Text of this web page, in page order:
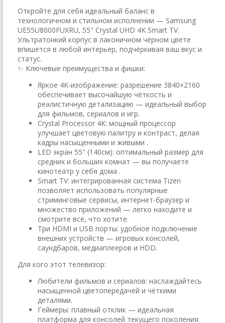
Откройте для себя идеальный баланс в
технологичном и стильном исполнении — Samsung
UE55U8000FUXRU, 55″ Crystal UHD 4K Smart TV.
Ультратонкий корпус в лаконичном чёрном цвете
впишется в любой интерьер, подчёркивая ваш вкус и
статус.
✨ Ключевые преимущества и фишки:
Яркое 4K-изображение: разрешение 3840×2160
обеспечивает высочайшую чёткость и
реалистичную детализацию — идеальный выбор
для фильмов, сериалов и игр.
Crystal Processor 4K: мощный процессор
улучшает цветовую палитру и контраст, делая
кадры насыщенными и живыми .
LED экран 55″ (140см): оптимальный размер для
средних и больших комнат — вы получаете
кинотеатр у себя дома .
Smart TV: интегрированная система Tizen
позволяет использовать популярные
стриминговые сервисы, интернет-браузер и
множество приложений — легко находите и
смотрите всё, что хотите.
Три HDMI и USB порты: удобное подключение
внешних устройств — игровых консолей,
саундбаров, медиаплееров и HDD.
Для кого этот телевизор:
Любители фильмов и сериалов: наслаждайтесь
насыщенной цветопередачей и чёткими
деталями.
Геймеры: плавный отклик — идеальная
платформа для консолей текущего поколения.